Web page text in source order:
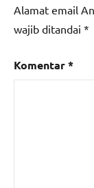
Alamat email
wajib ditandai *
Komentar*